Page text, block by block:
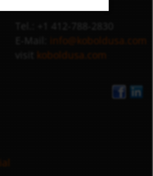
info@koboldusa.com
koboldusa.com